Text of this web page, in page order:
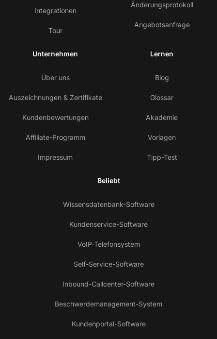
Integrationen
Tour
Änderungsprotokoll
Angebotsanfrage
Unternehmen
Über uns
Auszeichnungen & Zertifikate
Kundenbewertungen
Affiliate-Programm
Impressum
Lernen
Blog
Glossar
Akademie
Vorlagen
Tipp-Test
Beliebt
Wissensdatenbank-Software
Kundenservice-Software
VoIP-Telefonsystem
Self-Service-Software
Inbound-Callcenter-Software
Beschwerdemanagement-System
Kundenportal-Software